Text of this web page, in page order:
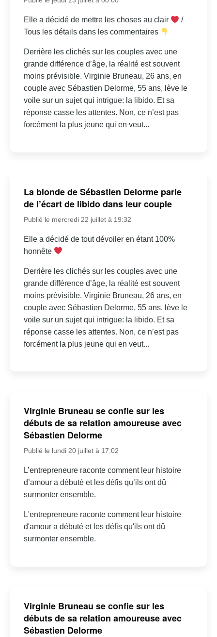
Elle a décidé de mettre les choses au clair
/
Tous les détails dans les commentaires
Derrière les clichés sur les couples avec une
grande différence d’âge, la réalité est souvent
moins prévisible. Virginie Bruneau, 26 ans, en
couple avec Sébastien Delorme, 55 ans, lève le
voile sur un sujet qui intrigue: la libido. Et sa
réponse casse les attentes. Non, ce n’est pas
forcément la plus jeune qui en veut...
La blonde de Sébastien Delorme parle
de l’écart de libido dans leur couple
Publié le mercredi 22 juillet à 19:32
Elle a décidé de tout dévoiler en étant 100%
honnête
Derrière les clichés sur les couples avec une
grande différence d’âge, la réalité est souvent
moins prévisible. Virginie Bruneau, 26 ans, en
couple avec Sébastien Delorme, 55 ans, lève le
voile sur un sujet qui intrigue: la libido. Et sa
réponse casse les attentes. Non, ce n’est pas
forcément la plus jeune qui en veut...
Virginie Bruneau se confie sur les
débuts de sa relation amoureuse avec
Sébastien Delorme
Publié le lundi 20 juillet à 17:02
L’entrepreneure raconte comment leur histoire
d’amour a débuté et les défis qu’ils ont dû
surmonter ensemble.
L'entrepreneure raconte comment leur histoire
d'amour a débuté et les défis qu'ils ont dû
surmonter ensemble.
Virginie Bruneau se confie sur les
débuts de sa relation amoureuse avec
Sébastien Delorme